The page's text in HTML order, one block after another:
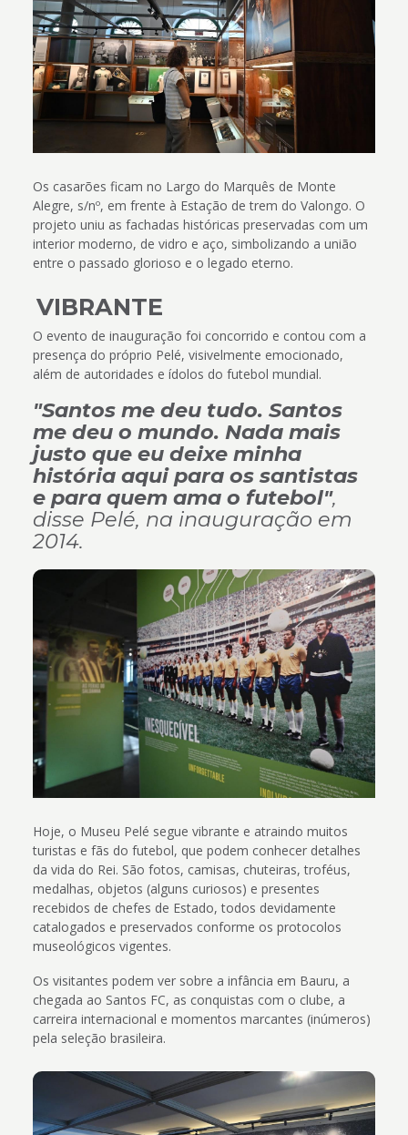
Os casarões ficam no Largo do Marquês de Monte
Alegre, s/nº, em frente à Estação de trem do Valongo. O
projeto uniu as fachadas históricas preservadas com um
interior moderno, de vidro e aço, simbolizando a união
entre o passado glorioso e o legado eterno.
VIBRANTE
O evento de inauguração foi concorrido e contou com a
presença do próprio Pelé, visivelmente emocionado,
além de autoridades e ídolos do futebol mundial.
"Santos me deu tudo. Santos
me deu o mundo. Nada mais
justo que eu deixe minha
história aqui para os santistas
e para quem ama o futebol",
disse Pelé, na inauguração em
2014.
Hoje, o Museu Pelé segue vibrante e atraindo muitos
turistas e fãs do futebol, que podem conhecer detalhes
da vida do Rei. São fotos, camisas, chuteiras, troféus,
medalhas, objetos (alguns curiosos) e presentes
recebidos de chefes de Estado, todos devidamente
catalogados e preservados conforme os protocolos
museológicos vigentes.
Os visitantes podem ver sobre a infância em Bauru, a
chegada ao Santos FC, as conquistas com o clube, a
carreira internacional e momentos marcantes (inúmeros)
pela seleção brasileira.